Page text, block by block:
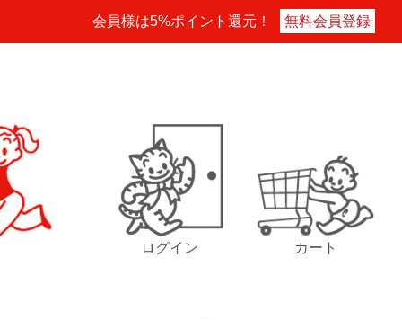
会員様は5%ポイント還元！ 無料会員登録
ログイン カート